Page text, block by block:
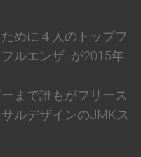
めに４人のトップフ
ルエンザｰが2015年
まで誰もがフリース
ルデザインのJMKス